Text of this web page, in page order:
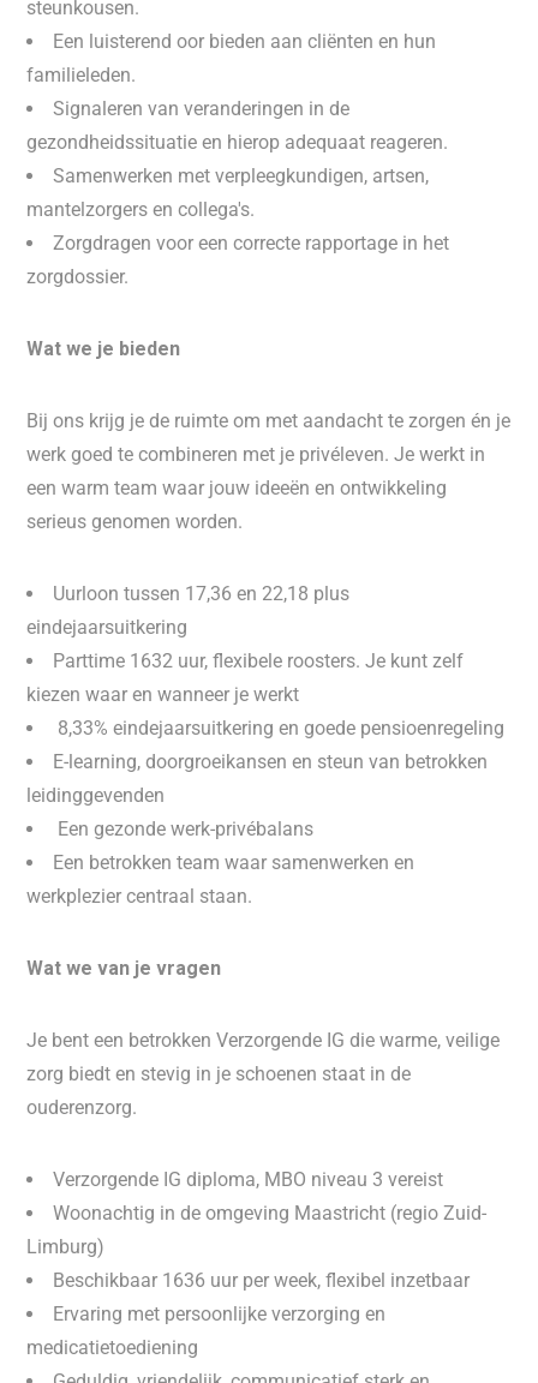
steunkousen.
Een luisterend oor bieden aan cliënten en hun
familieleden.
Signaleren van veranderingen in de
gezondheidssituatie en hierop adequaat reageren.
Samenwerken met verpleegkundigen, artsen,
mantelzorgers en collega's.
Zorgdragen voor een correcte rapportage in het
zorgdossier.
Wat we je bieden
Bij ons krijg je de ruimte om met aandacht te zorgen én je
werk goed te combineren met je privéleven. Je werkt in
een warm team waar jouw ideeën en ontwikkeling
serieus genomen worden.
Uurloon tussen 17,36 en 22,18 plus
eindejaarsuitkering
Parttime 1632 uur, flexibele roosters. Je kunt zelf
kiezen waar en wanneer je werkt
️ 8,33% eindejaarsuitkering en goede pensioenregeling
E-learning, doorgroeikansen en steun van betrokken
leidinggevenden
️ Een gezonde werk-privébalans
Een betrokken team waar samenwerken en
werkplezier centraal staan.
Wat we van je vragen
Je bent een betrokken Verzorgende IG die warme, veilige
zorg biedt en stevig in je schoenen staat in de
ouderenzorg.
Verzorgende IG diploma, MBO niveau 3 vereist
Woonachtig in de omgeving Maastricht (regio Zuid-
Limburg)
Beschikbaar 1636 uur per week, flexibel inzetbaar
Ervaring met persoonlijke verzorging en
medicatietoediening